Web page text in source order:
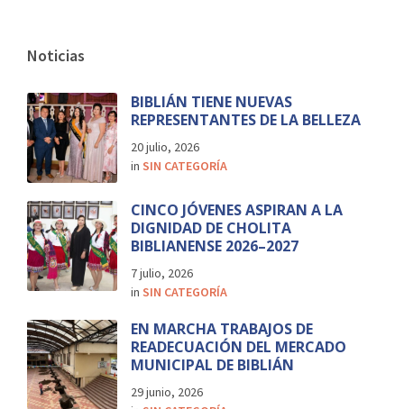
Noticias
BIBLIÁN TIENE NUEVAS
REPRESENTANTES DE LA BELLEZA
20 julio, 2026
in SIN CATEGORÍA
CINCO JÓVENES ASPIRAN A LA
DIGNIDAD DE CHOLITA
BIBLIANENSE 2026–2027
7 julio, 2026
in SIN CATEGORÍA
EN MARCHA TRABAJOS DE
READECUACIÓN DEL MERCADO
MUNICIPAL DE BIBLIÁN
29 junio, 2026